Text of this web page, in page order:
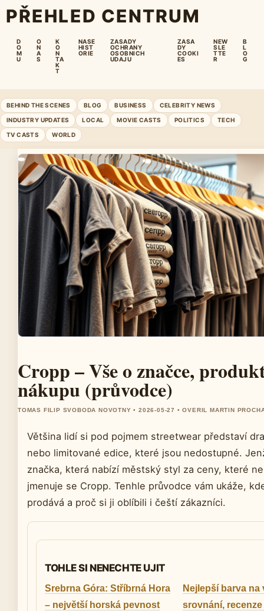
PŘEHLED CENTRUM
D
O
M
U
O
N
A
S
K
O
N
TA
K
T
NASE
HIST
ORIE
ZASADY
OCHRANY
OSOBNICH
UDAJU
ZASA
DY
COOKI
ES
NEW
SLE
TTE
R
B
L
O
G
BEHIND THE SCENES BLOG BUSINESS CELEBRITY NEWS
INDUSTRY UPDATES LOCAL MOVIE CASTS POLITICS TECH
TV CASTS WORLD
Cropp – Vše o značce,
nákupu (průvodce)
TOMAS FILIP SVOBODA NOVOTNY • 2026-05-27 • OVERIL MARTIN
Většina lidí si pod pojmem streetwear představí
nebo limitované edice, které jsou nedostupné.
značka, která nabízí městský styl za ceny, které
jmenuje se Cropp. Tenhle průvodce vám ukáže,
prodává a proč si ji oblíbili i čeští zákazníci.
TOHLE SI NENECHTE UJIT
Srebrna Góra: Stříbrná Hora
– největší horská pevnost
Nejlepší barva na
srovnání, recenze